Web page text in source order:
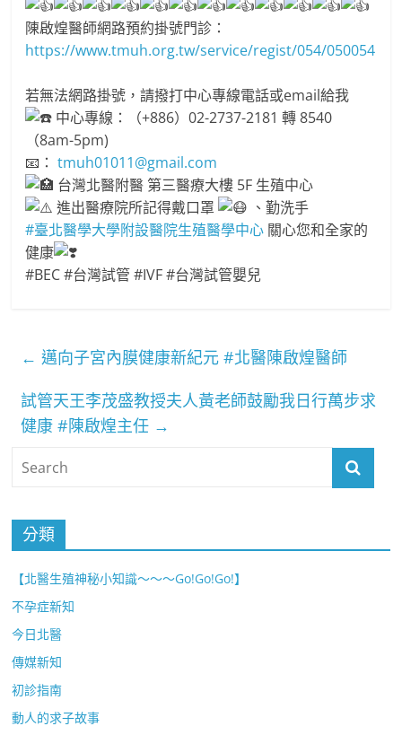
陳啟煌醫師網路預約掛號門診：
https://www.tmuh.org.tw/service/regist/054/050054
若無法網路掛號，請撥打中心專線電話或email給我
中心專線：（+886）02-2737-2181 轉 8540
（8am-5pm)
📧：tmuh01011@gmail.com
台灣北醫附醫 第三醫療大樓 5F 生殖中心
進出醫療院所記得戴口罩
、勤洗手
#臺北醫學大學附設醫院生殖醫學中心 關心您和全家的
健康
#BEC #台灣試管 #IVF #台灣試管嬰兒
← 邁向子宮內膜健康新紀元 #北醫陳啟煌醫師
試管天王李茂盛教授夫人黃老師鼓勵我日行萬步求
健康 #陳啟煌主任 →
分類
【北醫生殖神秘小知識～～～Go!Go!Go!】
不孕症新知
今日北醫
傳媒新知
初診指南
動人的求子故事